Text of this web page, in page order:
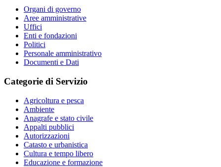
Organi di governo
Aree amministrative
Uffici
Enti e fondazioni
Politici
Personale amministrativo
Documenti e Dati
Categorie di Servizio
Agricoltura e pesca
Ambiente
Anagrafe e stato civile
Appalti pubblici
Autorizzazioni
Catasto e urbanistica
Cultura e tempo libero
Educazione e formazione